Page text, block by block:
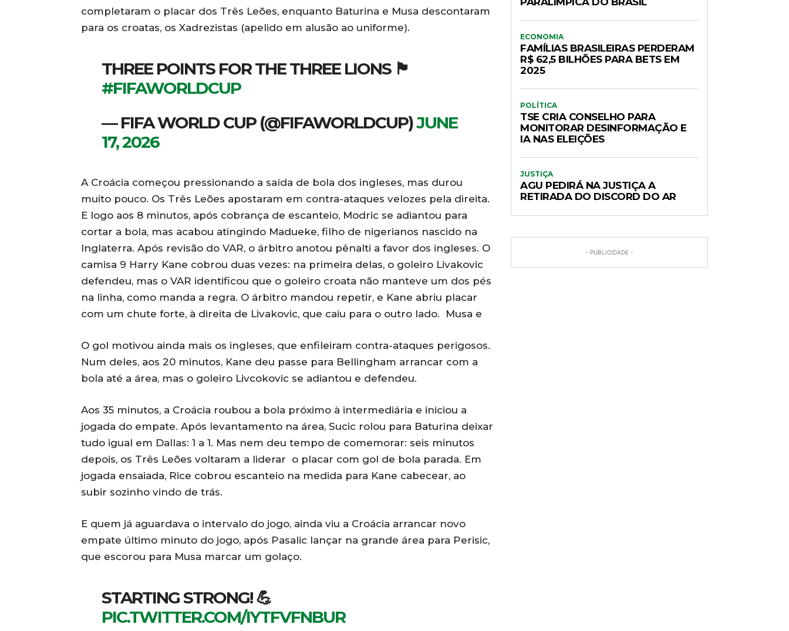
completaram o placar dos Três Leões, enquanto Baturina e Musa descontaram
para os croatas, os Xadrezistas (apelido em alusão ao uniforme).
THREE POINTS FOR THE THREE LIONS 🏴󠁧󠁢󠁥󠁮󠁧󠁿
#FIFAWORLDCUP
— FIFA WORLD CUP (@FIFAWORLDCUP)JUNE
17, 2026
A Croácia começou pressionando a saída de bola dos ingleses, mas durou
muito pouco. Os Três Leões apostaram em contra-ataques velozes pela direita.
E logo aos 8 minutos, após cobrança de escanteio, Modric se adiantou para
cortar a bola, mas acabou atingindo Madueke, filho de nigerianos nascido na
Inglaterra. Após revisão do VAR, o árbitro anotou pênalti a favor dos ingleses. O
camisa 9 Harry Kane cobrou duas vezes: na primeira delas, o goleiro Livakovic
defendeu, mas o VAR identificou que o goleiro croata não manteve um dos pés
na linha, como manda a regra. O árbitro mandou repetir, e Kane abriu placar
com um chute forte, à direita de Livakovic, que caiu para o outro lado. Musa e
O gol motivou ainda mais os ingleses, que enfileiram contra-ataques perigosos.
Num deles, aos 20 minutos, Kane deu passe para Bellingham arrancar com a
bola até a área, mas o goleiro Livcokovic se adiantou e defendeu.
Aos 35 minutos, a Croácia roubou a bola próximo à intermediária e iniciou a
jogada do empate. Após levantamento na área, Sucic rolou para Baturina deixar
tudo igual em Dallas: 1 a 1. Mas nem deu tempo de comemorar: seis minutos
depois, os Três Leões voltaram a liderar o placar com gol de bola parada. Em
jogada ensaiada, Rice cobrou escanteio na medida para Kane cabecear, ao
subir sozinho vindo de trás.
E quem já aguardava o intervalo do jogo, ainda viu a Croácia arrancar novo
empate último minuto do jogo, após Pasalic lançar na grande área para Perisic,
que escorou para Musa marcar um golaço.
STARTING STRONG! 💪
PIC.TWITTER.COM/IYTFVFNBUR
ECONOMIA
FAMÍLIAS BRASILEIRAS PERDERAM
R$ 62,5 BILHÕES PARA BETS EM
2025
POLÍTICA
TSE CRIA CONSELHO PARA
MONITORAR DESINFORMAÇÃO E
IA NAS ELEIÇÕES
JUSTIÇA
AGU PEDIRÁ NA JUSTIÇA A
RETIRADA DO DISCORD DO AR
- PUBLICIDADE -